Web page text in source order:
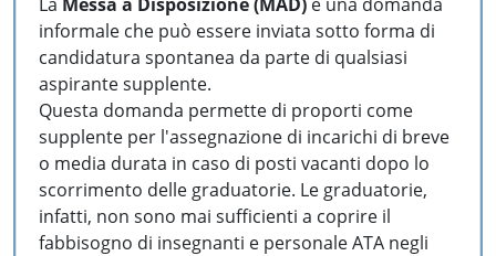
informale che può essere inviata sotto forma di
candidatura spontanea da parte di qualsiasi
aspirante supplente.
Questa domanda permette di proporti come
supplente per l'assegnazione di incarichi di breve
o media durata in caso di posti vacanti dopo lo
scorrimento delle graduatorie. Le graduatorie,
infatti, non sono mai sufficienti a coprire il
fabbisogno di insegnanti e personale ATA negli